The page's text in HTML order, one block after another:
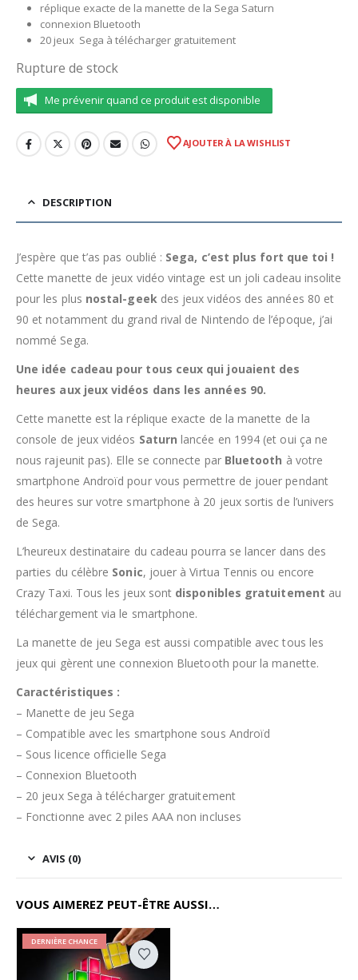
réplique exacte de la manette de la Sega Saturn
connexion Bluetooth
20 jeux Sega à télécharger gratuitement
Rupture de stock
Me prévenir quand ce produit est disponible
AJOUTER À LA WISHLIST
DESCRIPTION
J’espère que t’as pas oublié : Sega, c’est plus fort que toi !
Cette manette de jeux vidéo vintage est un joli cadeau insolite
pour les plus nostal-geekdes jeux vidéos des années 80 et
90 et notamment du grand rival de Nintendo de l’époque, j’ai
nommé Sega.
Une idée cadeau pour tous ceux qui jouaient des
heures aux jeux vidéos dans les années 90.
Cette manette est la réplique exacte de la manette de la
console de jeux vidéos Saturn lancée en 1994 (et oui ça ne
nous rajeunit pas). Elle se connecte par Bluetooth à votre
smartphone Androïd pour vous permettre de jouer pendant
des heures sur votre smartphone à 20 jeux sortis de l’univers
de Sega.
L’heureux destinataire du cadeau pourra se lancer dans des
parties du célèbre Sonic, jouer à Virtua Tennis ou encore
Crazy Taxi. Tous les jeux sont disponibles gratuitement au
téléchargement via le smartphone.
La manette de jeu Sega est aussi compatible avec tous les
jeux qui gèrent une connexion Bluetooth pour la manette.
Caractéristiques :
– Manette de jeu Sega
– Compatible avec les smartphone sous Androïd
– Sous licence officielle Sega
– Connexion Bluetooth
– 20 jeux Sega à télécharger gratuitement
– Fonctionne avec 2 piles AAA non incluses
AVIS (0)
VOUS AIMEREZ PEUT-ÊTRE AUSSI…
DERNIÈRE CHANCE